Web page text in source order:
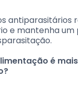
antiparasitários
e mantenha
é